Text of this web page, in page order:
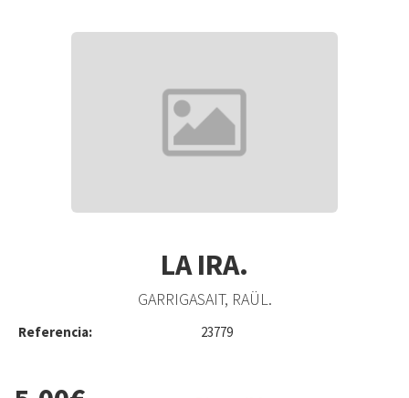
LA IRA.
GARRIGASAIT, RAÜL.
Referencia: 23779